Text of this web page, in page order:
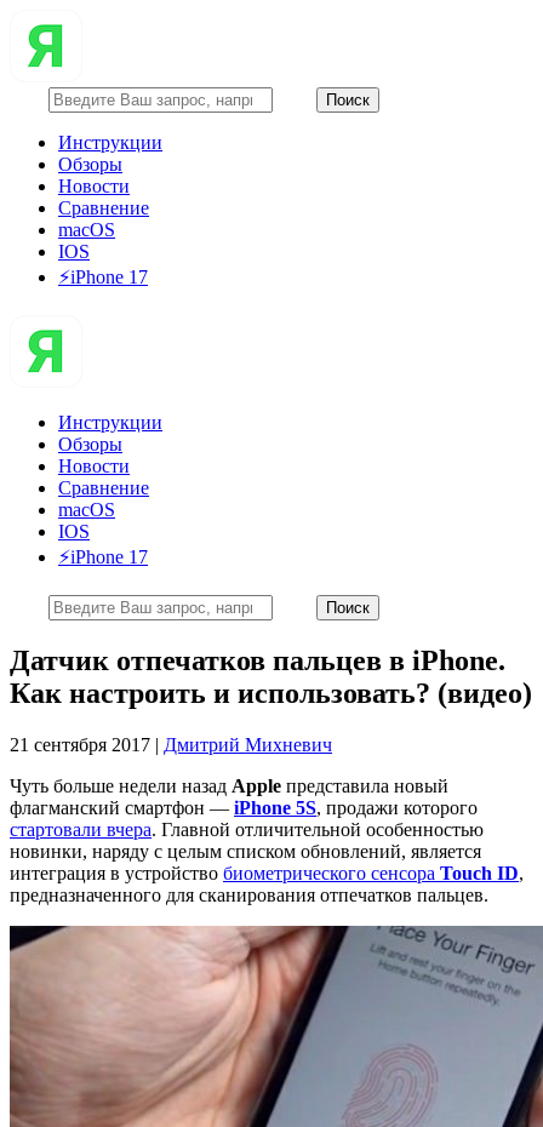
Инструкции
Обзоры
Новости
Сравнение
macOS
IOS
⚡️iPhone 17
Инструкции
Обзоры
Новости
Сравнение
macOS
IOS
⚡️iPhone 17
Датчик отпечатков пальцев в iPhone.
Как настроить и использовать? (видео)
21 сентября 2017 | Дмитрий Михневич
Чуть больше недели назад Apple представила новый
флагманский смартфон — iPhone 5S, продажи которого
стартовали вчера. Главной отличительной особенностью
новинки, наряду с целым списком обновлений, является
интеграция в устройство биометрического сенсора Touch ID,
предназначенного для сканирования отпечатков пальцев.